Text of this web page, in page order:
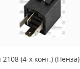
(4-х конт.) (Пенза)